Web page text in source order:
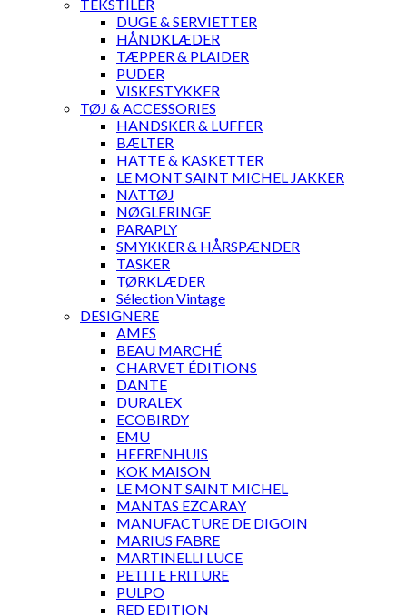
TEKSTILER
DUGE & SERVIETTER
HÅNDKLÆDER
TÆPPER & PLAIDER
PUDER
VISKESTYKKER
TØJ & ACCESSORIES
HANDSKER & LUFFER
BÆLTER
HATTE & KASKETTER
LE MONT SAINT MICHEL JAKKER
NATTØJ
NØGLERINGE
PARAPLY
SMYKKER & HÅRSPÆNDER
TASKER
TØRKLÆDER
Sélection Vintage
DESIGNERE
AMES
BEAU MARCHÉ
CHARVET ÉDITIONS
DANTE
DURALEX
ECOBIRDY
EMU
HEERENHUIS
KOK MAISON
LE MONT SAINT MICHEL
MANTAS EZCARAY
MANUFACTURE DE DIGOIN
MARIUS FABRE
MARTINELLI LUCE
PETITE FRITURE
PULPO
RED EDITION